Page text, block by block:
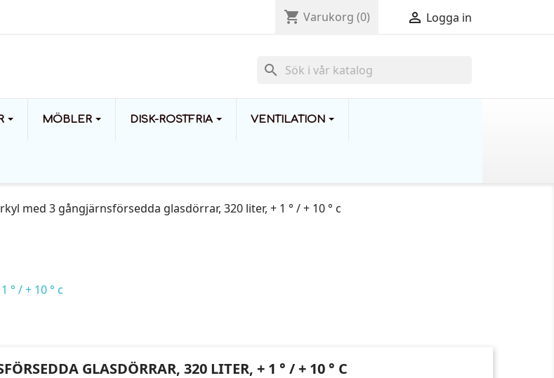
shopping_cart Varukorg (0)  Logga in
search
MÖBLER DISK-ROSTFRIA VENTILATION
med 3 gångjärnsförsedda glasdörrar, 320 liter, + 1 ° / + 10 ° c
° / + 10 ° c
GLASDÖRRAR, 320 LITER, + 1 ° / + 10 ° C